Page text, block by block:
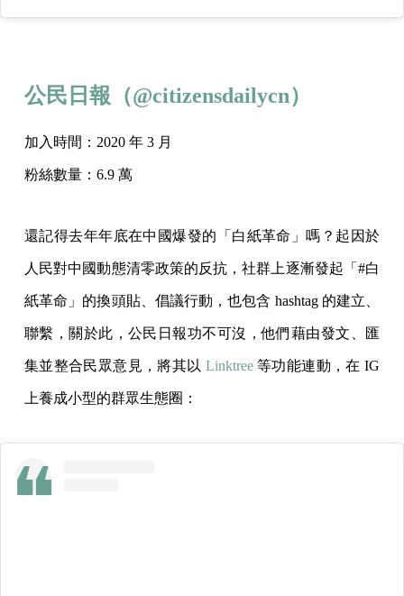
公民日報（@citizensdailycn）
加入時間：2020 年 3 月
粉絲數量：6.9 萬
還記得去年年底在中國爆發的「白紙革命」嗎？起因於
人民對中國動態清零政策的反抗，社群上逐漸發起「#白
紙革命」的換頭貼、倡議行動，也包含 hashtag 的建立、
聯繫，關於此，公民日報功不可沒，他們藉由發文、匯
集並整合民眾意見，將其以 Linktree等功能連動，在 IG
上養成小型的群眾生態圈：